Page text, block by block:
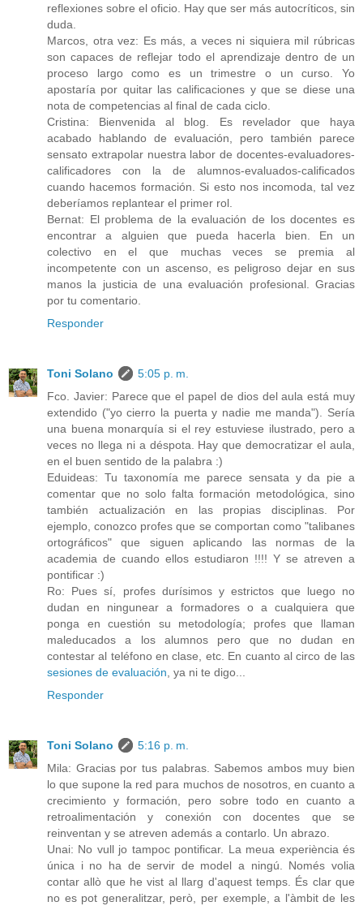
reflexiones sobre el oficio. Hay que ser más autocríticos, sin
duda.
Marcos, otra vez: Es más, a veces ni siquiera mil rúbricas
son capaces de reflejar todo el aprendizaje dentro de un
proceso largo como es un trimestre o un curso. Yo
apostaría por quitar las calificaciones y que se diese una
nota de competencias al final de cada ciclo.
Cristina: Bienvenida al blog. Es revelador que haya
acabado hablando de evaluación, pero también parece
sensato extrapolar nuestra labor de docentes-evaluadores-
calificadores con la de alumnos-evaluados-calificados
cuando hacemos formación. Si esto nos incomoda, tal vez
deberíamos replantear el primer rol.
Bernat: El problema de la evaluación de los docentes es
encontrar a alguien que pueda hacerla bien. En un
colectivo en el que muchas veces se premia al
incompetente con un ascenso, es peligroso dejar en sus
manos la justicia de una evaluación profesional. Gracias
por tu comentario.
Responder
Toni Solano
5:05 p. m.
Fco. Javier: Parece que el papel de dios del aula está muy
extendido ("yo cierro la puerta y nadie me manda"). Sería
una buena monarquía si el rey estuviese ilustrado, pero a
veces no llega ni a déspota. Hay que democratizar el aula,
en el buen sentido de la palabra :)
Eduideas: Tu taxonomía me parece sensata y da pie a
comentar que no solo falta formación metodológica, sino
también actualización en las propias disciplinas. Por
ejemplo, conozco profes que se comportan como "talibanes
ortográficos" que siguen aplicando las normas de la
academia de cuando ellos estudiaron !!!! Y se atreven a
pontificar :)
Ro: Pues sí, profes durísimos y estrictos que luego no
dudan en ningunear a formadores o a cualquiera que
ponga en cuestión su metodología; profes que llaman
maleducados a los alumnos pero que no dudan en
contestar al teléfono en clase, etc. En cuanto al circo de las
sesiones de evaluación , ya ni te digo...
Responder
Toni Solano
5:16 p. m.
Mila: Gracias por tus palabras. Sabemos ambos muy bien
lo que supone la red para muchos de nosotros, en cuanto a
crecimiento y formación, pero sobre todo en cuanto a
retroalimentación y conexión con docentes que se
reinventan y se atreven además a contarlo. Un abrazo.
Unai: No vull jo tampoc pontificar. La meua experiència és
única i no ha de servir de model a ningú. Només volia
contar allò que he vist al llarg d'aquest temps. És clar que
no es pot generalitzar, però, per exemple, a l'àmbit de les